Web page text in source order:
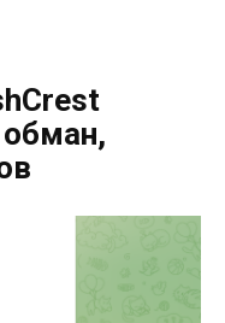
обман,